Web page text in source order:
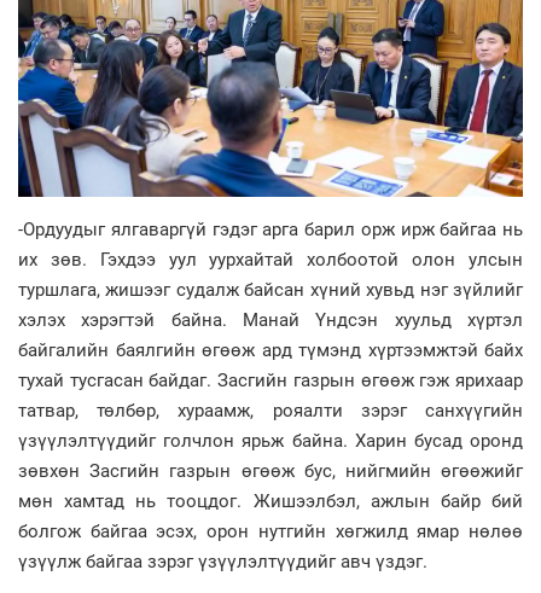
-Ордуудыг ялгаваргүй гэдэг арга барил орж ирж байгаа нь
их зөв. Гэхдээ уул уурхайтай холбоотой олон улсын
туршлага, жишээг судалж байсан хүний хувьд нэг зүйлийг
хэлэх хэрэгтэй байна. Манай Үндсэн хуульд хүртэл
байгалийн баялгийн өгөөж ард түмэнд хүртээмжтэй байх
тухай тусгасан байдаг. Засгийн газрын өгөөж гэж ярихаар
татвар, төлбөр, хураамж, рояалти зэрэг санхүүгийн
үзүүлэлтүүдийг голчлон ярьж байна. Харин бусад оронд
зөвхөн Засгийн газрын өгөөж бус, нийгмийн өгөөжийг
мөн хамтад нь тооцдог. Жишээлбэл, ажлын байр бий
болгож байгаа эсэх, орон нутгийн хөгжилд ямар нөлөө
үзүүлж байгаа зэрэг үзүүлэлтүүдийг авч үздэг.